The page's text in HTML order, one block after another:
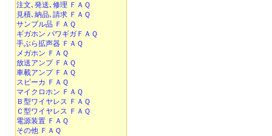
注文､発送､修理 ＦＡＱ
見積､納品､請求 ＦＡＱ
サンプル品 ＦＡＱ
ギガホン パワギガＦＡＱ
手ぶら拡声器 ＦＡＱ
メガホン ＦＡＱ
放送アンプ ＦＡＱ
車載アンプ ＦＡＱ
スピーカ ＦＡＱ
マイクロホン ＦＡＱ
Ｂ型ワイヤレス ＦＡＱ
Ｃ型ワイヤレス ＦＡＱ
電源装置 ＦＡＱ
その他 ＦＡＱ